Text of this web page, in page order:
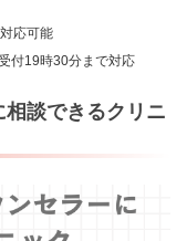
応可能
付19時30分まで対応
談できるクリニ